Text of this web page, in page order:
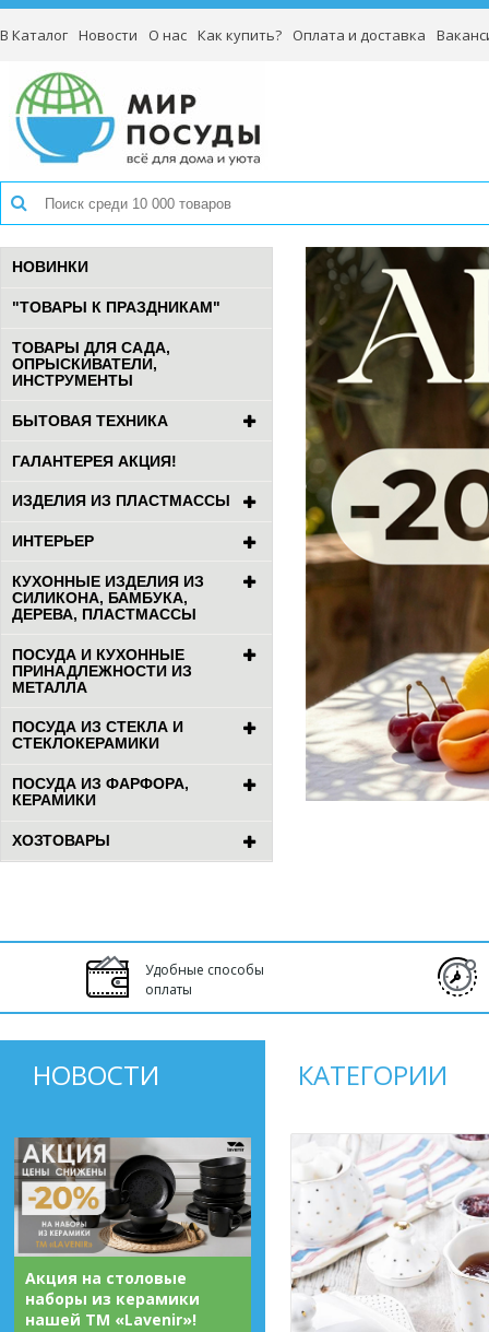
В Каталог Новости О нас Как купить? Оплата и доставка
НОВИНКИ
"ТОВАРЫ К ПРАЗДНИКАМ"
ТОВАРЫ ДЛЯ САДА,
ОПРЫСКИВАТЕЛИ,
ИНСТРУМЕНТЫ
БЫТОВАЯ ТЕХНИКА
ГАЛАНТЕРЕЯ АКЦИЯ!
ИЗДЕЛИЯ ИЗ ПЛАСТМАССЫ
ИНТЕРЬЕР
КУХОННЫЕ ИЗДЕЛИЯ ИЗ
СИЛИКОНА, БАМБУКА,
ДЕРЕВА, ПЛАСТМАССЫ
ПОСУДА И КУХОННЫЕ
ПРИНАДЛЕЖНОСТИ ИЗ
МЕТАЛЛА
ПОСУДА ИЗ СТЕКЛА И
СТЕКЛОКЕРАМИКИ
ПОСУДА ИЗ ФАРФОРА,
КЕРАМИКИ
ХОЗТОВАРЫ
Удобные способы
оплаты
НОВОСТИ
Акция на столовые
наборы из керамики
нашей ТМ «Lavenir»!
КАТЕГОРИИ